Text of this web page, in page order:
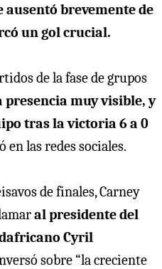
brevemente de
un gol crucial.
de la fase de grupos
presencia muy visible, y
tras la victoria 6 a 0
en las redes sociales.
de finales, Carney
al presidente del
Cyril
sobre “la creciente